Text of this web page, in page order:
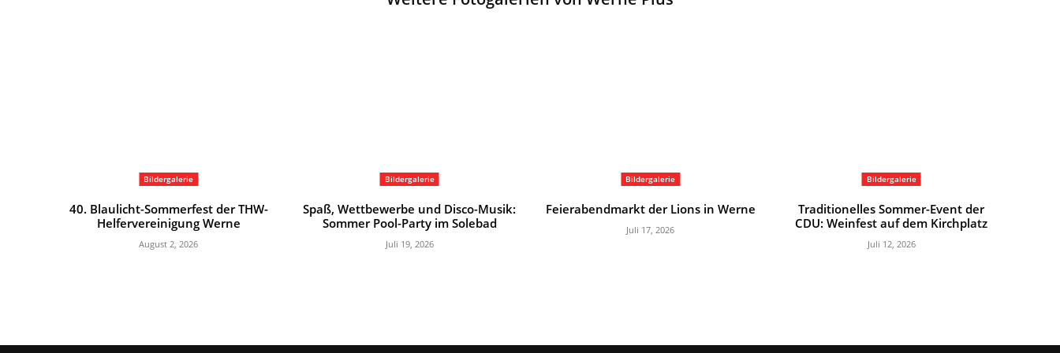
Bildergalerie
40. Blaulicht-Sommerfest der THW-
Helfervereinigung Werne
August 2, 2026
Bildergalerie
Spaß, Wettbewerbe und Disco-Musik:
Sommer Pool-Party im Solebad
Juli 19, 2026
Bildergalerie
Feierabendmarkt der Lions in Werne
Juli 17, 2026
Bildergalerie
Traditionelles Sommer-Event der
CDU: Weinfest auf dem Kirchplatz
Juli 12, 2026